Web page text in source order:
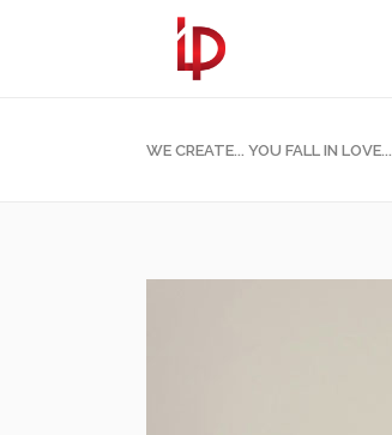
WE CREATE... YOU FALL IN LOVE...